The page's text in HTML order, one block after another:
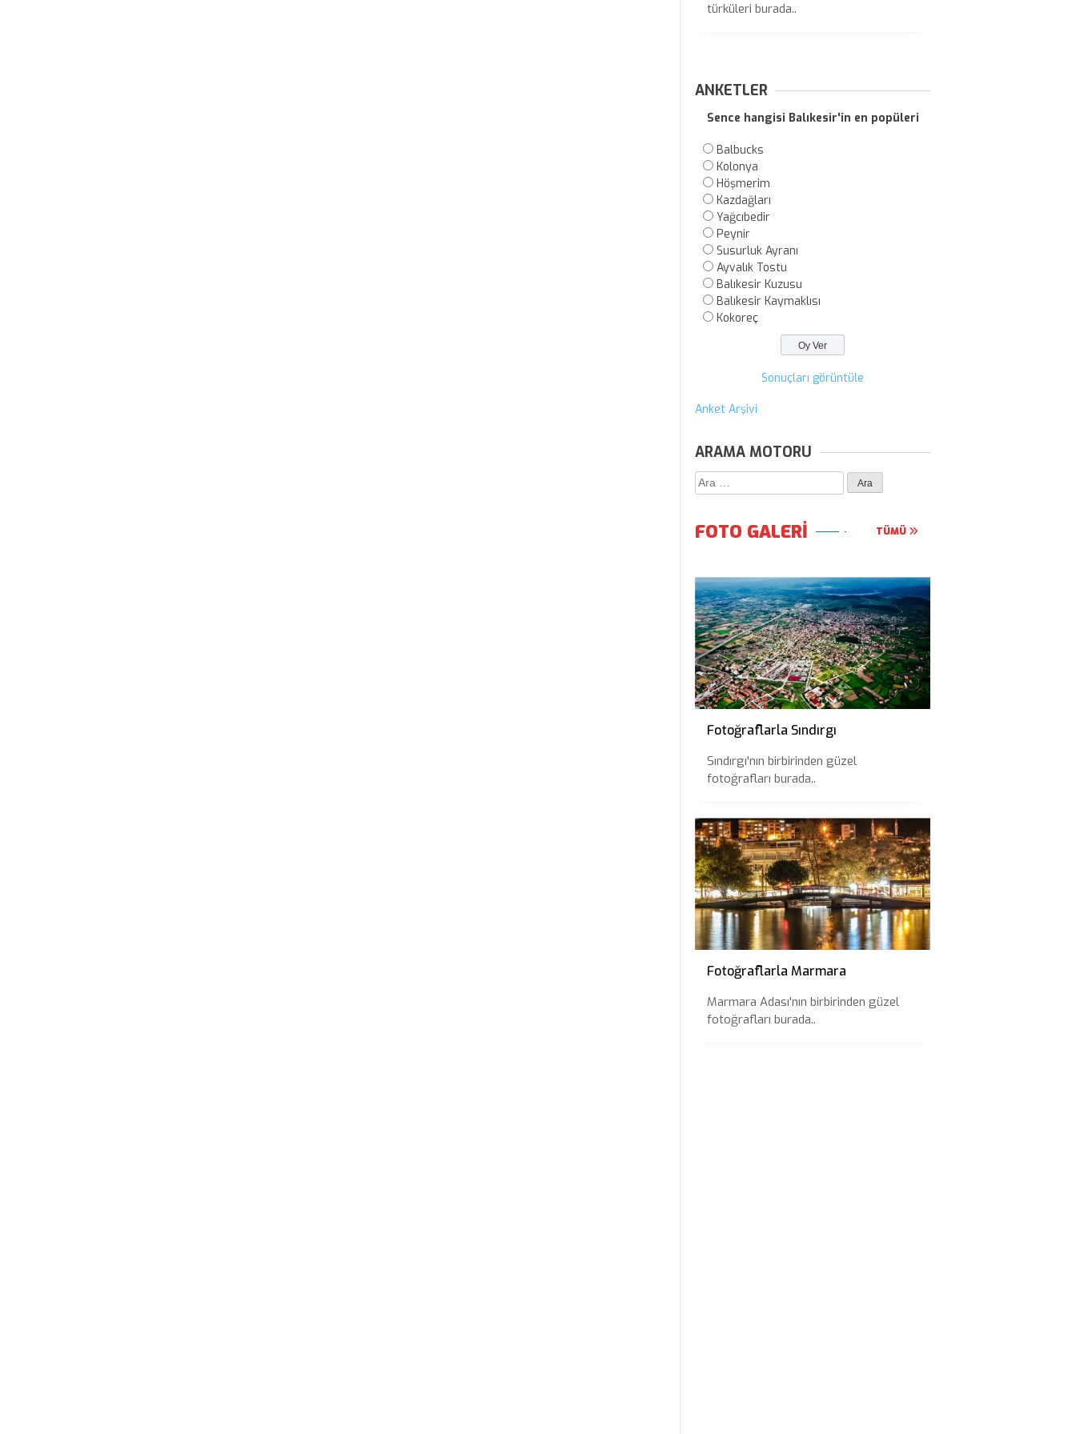
türküleri burada..
ANKETLER
Sence hangisi Balıkesir'in en popüleri
Balbucks
Kolonya
Höşmerim
Kazdağları
Yağcıbedir
Peynir
Susurluk Ayranı
Ayvalık Tostu
Balıkesir Kuzusu
Balıkesir Kaymaklısı
Kokoreç
Sonuçları görüntüle
Anket Arşivi
ARAMA MOTORU
Arama:
FOTO GALERİ TÜMÜ
Fotoğraflarla Sındırgı
Sındırgı'nın birbirinden güzel
fotoğrafları burada..
Fotoğraflarla Marmara
Marmara Adası'nın birbirinden güzel
fotoğrafları burada..